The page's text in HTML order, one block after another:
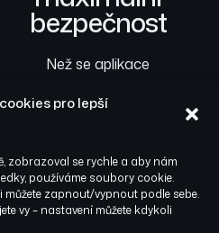
pro lepší
zobrazoval se rychle a aby nám
používáme soubory cookie.
můžete zapnout/vypnout podle sebe.
vy – nastavení můžete kdykoli
bezpečnost
Než se aplikace
prochází důkladným
jednotkových testů až
po komplexní testy
celého systému.
Zajistíme, že bude nejen